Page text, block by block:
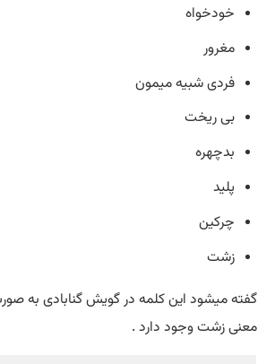
خودخواه
مغرور
فردی شبیه میمون
بی ریخت
بدچهره
پلید
چرکین
زشت
گفته میشود این کلمه در گویش گنابادی به
معنی زشت وجود دارد .